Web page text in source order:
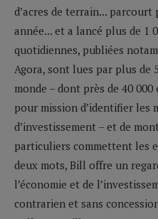
d’acres de terrain... parcourt
année... et a lancé plus de 1
quotidiennes, publiées
Agora, sont lues par plus de
monde – dont près de 40 000
pour mission d’identifier
d’investissement – et de
particuliers commettent les
deux mots, Bill offre un
l’économie et de
contrarien et sans